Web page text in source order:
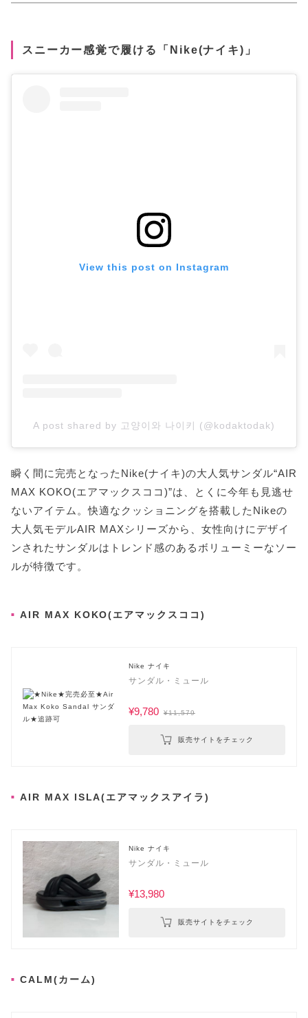
スニーカー感覚で履ける「Nike(ナイキ)」
View this post on Instagram
A post shared by 고양이와 나이키 (@kodaktodak)
瞬く間に完売となったNike(ナイキ)の大人気サンダル“AIR
MAX KOKO(エアマックスココ)”は、とくに今年も見逃せ
ないアイテム。快適なクッショニングを搭載したNikeの
大人気モデルAIR MAXシリーズから、女性向けにデザイ
ンされたサンダルはトレンド感のあるボリューミーなソー
ルが特徴です。
AIR MAX KOKO(エアマックスココ)
Nike ナイキ
サンダル・ミュール
¥9,780 ¥11,579
販売サイトをチェック
AIR MAX ISLA(エアマックスアイラ)
Nike ナイキ
サンダル・ミュール
¥13,980
販売サイトをチェック
CALM(カーム)